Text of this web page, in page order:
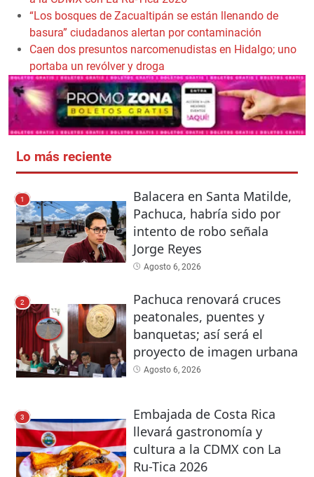
“Los bosques de Zacualtipán se están llenando de
basura” ciudadanos alertan por contaminación
Caen dos presuntos narcomenudistas en Hidalgo; uno
portaba un revólver y droga
Lo más reciente
1
Balacera en Santa Matilde,
Pachuca, habría sido por
intento de robo señala
Jorge Reyes
Agosto 6, 2026
2
Pachuca renovará cruces
peatonales, puentes y
banquetas; así será el
proyecto de imagen urbana
Agosto 6, 2026
3
Embajada de Costa Rica
llevará gastronomía y
cultura a la CDMX con La
Ru-Tica 2026